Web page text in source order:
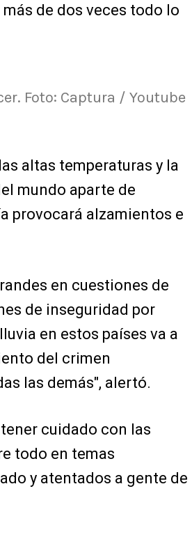
de dos veces todo lo
Foto: Captura / Youtube
altas temperaturas y la
mundo aparte de
provocará alzamientos e
en cuestiones de
de inseguridad por
en estos países va a
del crimen
las demás", alertó.
cuidado con las
todo en temas
y atentados a gente de